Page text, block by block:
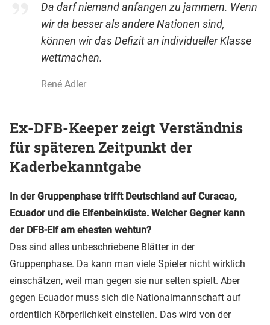
Da darf niemand anfangen zu jammern. Wenn
wir da besser als andere Nationen sind,
können wir das Defizit an individueller Klasse
wettmachen.
René Adler
Ex-DFB-Keeper zeigt Verständnis
für späteren Zeitpunkt der
Kaderbekanntgabe
In der Gruppenphase trifft Deutschland auf Curacao,
Ecuador und die Elfenbeinküste. Welcher Gegner kann
der DFB-Elf am ehesten wehtun?
Das sind alles unbeschriebene Blätter in der
Gruppenphase. Da kann man viele Spieler nicht wirklich
einschätzen, weil man gegen sie nur selten spielt. Aber
gegen Ecuador muss sich die Nationalmannschaft auf
ordentlich Körperlichkeit einstellen. Das wird von der